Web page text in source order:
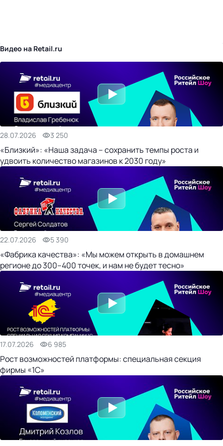
Видео на Retail.ru
28.07.2026 3 250
«Близкий»: «Наша задача – сохранить темпы роста и
удвоить количество магазинов к 2030 году»
22.07.2026 5 390
«Фабрика качества»: «Мы можем открыть в домашнем
регионе до 300–400 точек, и нам не будет тесно»
17.07.2026 6 985
Рост возможностей платформы: специальная секция
фирмы «1С»